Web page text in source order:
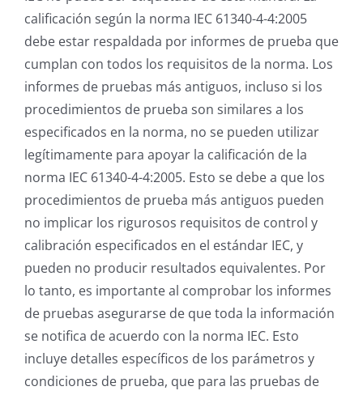
calificación según la norma IEC 61340-4-4:2005
debe estar respaldada por informes de prueba que
cumplan con todos los requisitos de la norma. Los
informes de pruebas más antiguos, incluso si los
procedimientos de prueba son similares a los
especificados en la norma, no se pueden utilizar
legítimamente para apoyar la calificación de la
norma IEC 61340-4-4:2005. Esto se debe a que los
procedimientos de prueba más antiguos pueden
no implicar los rigurosos requisitos de control y
calibración especificados en el estándar IEC, y
pueden no producir resultados equivalentes. Por
lo tanto, es importante al comprobar los informes
de pruebas asegurarse de que toda la información
se notifica de acuerdo con la norma IEC. Esto
incluye detalles específicos de los parámetros y
condiciones de prueba, que para las pruebas de